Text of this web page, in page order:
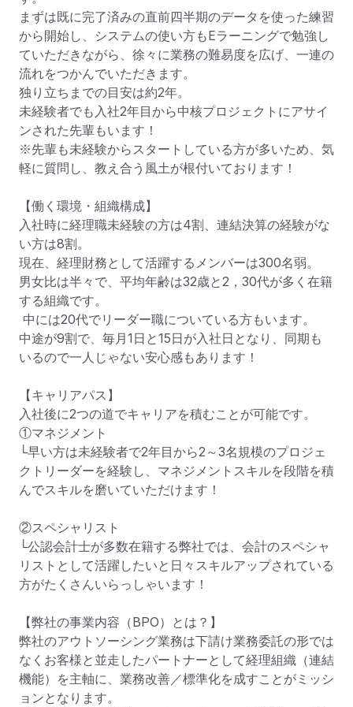
まずは既に完了済みの直前四半期のデータを使った練習
から開始し、システムの使い方もEラーニングで勉強し
ていただきながら、徐々に業務の難易度を広げ、一連の
流れをつかんでいただきます。
独り立ちまでの目安は約2年。
未経験者でも入社2年目から中核プロジェクトにアサイ
ンされた先輩もいます！
※先輩も未経験からスタートしている方が多いため、気
軽に質問し、教え合う風土が根付いております！
【働く環境・組織構成】
入社時に経理職未経験の方は4割、連結決算の経験がな
い方は8割。
現在、経理財務として活躍するメンバーは300名弱。
男女比は半々で、平均年齢は32歳と2，30代が多く在籍
する組織です。
中途が9割で、毎月1日と15日が入社日となり、同期も
いるので一人じゃない安心感もあります！
【キャリアパス】
入社後に2つの道でキャリアを積むことが可能です。
①マネジメント
└早い方は未経験者で2年目から2～3名規模のプロジェ
クトリーダーを経験し、マネジメントスキルを段階を積
んでスキルを磨いていただけます！
②スペシャリスト
└公認会計士が多数在籍する弊社では、会計のスペシャ
リストとして活躍したいと日々スキルアップされている
方がたくさんいらっしゃいます！
【弊社の事業内容（BPO）とは？】
弊社のアウトソーシング業務は下請け業務委託の形では
なくお客様と並走したパートナーとして経理組織（連結
機能）を主軸に、業務改善／標準化を成すことがミッシ
ョンとなります。